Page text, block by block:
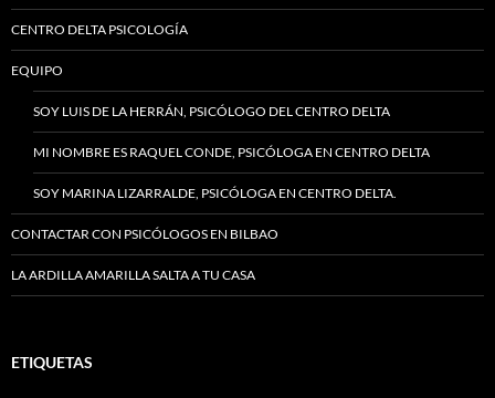
CENTRO DELTA PSICOLOGÍA
EQUIPO
SOY LUIS DE LA HERRÁN, PSICÓLOGO DEL CENTRO DELTA
MI NOMBRE ES RAQUEL CONDE, PSICÓLOGA EN CENTRO DELTA
SOY MARINA LIZARRALDE, PSICÓLOGA EN CENTRO DELTA.
CONTACTAR CON PSICÓLOGOS EN BILBAO
LA ARDILLA AMARILLA SALTA A TU CASA
ETIQUETAS